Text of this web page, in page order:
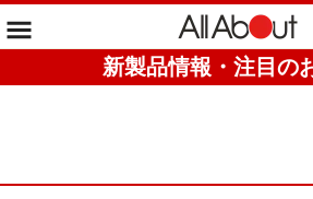
新製品情報・注目の